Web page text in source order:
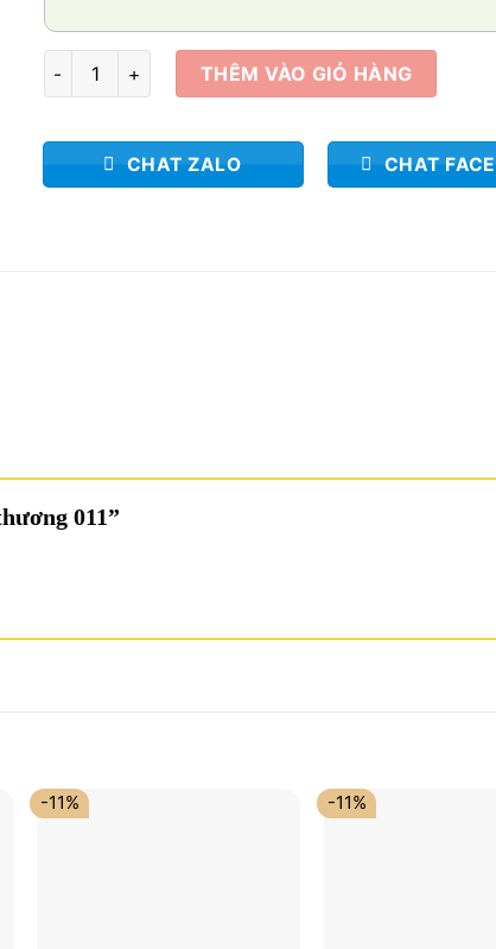
Hoa viếng Tiếc thương 011 số lượng
THÊM VÀO GIỎ HÀNG
CHAT ZALO CHAT
011”
-11% -11%